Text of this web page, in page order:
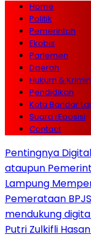
Home
Politik
Pemerintah
Ekobis
Parlemen
Daerah
Hukum &
Pendidikan
Kota Bandar
Suara rEposisi
Contact
Pentingnya
ataupun
Lampung
Pemerataan
mendukung
Putri Zulkifli